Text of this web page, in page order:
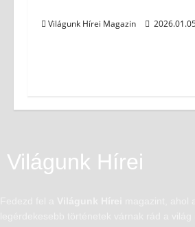
Világunk Hírei Magazin
Világunk Hírei